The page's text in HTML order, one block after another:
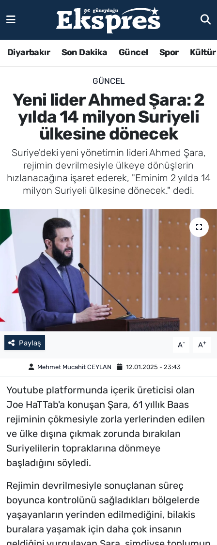
Diyarbakır Son Dakika Güncel Spor
GÜNCEL
Yeni lider Ahmed Şara: 2
yılda 14 milyon Suriyeli
ülkesine dönecek
Suriye'deki yeni yönetimin lideri Ahmed Şara,
rejimin devrilmesiyle ülkeye dönüşlerin
hızlanacağına işaret ederek, "Eminim 2 yılda 14
milyon Suriyeli ülkesine dönecek." dedi.
Paylaş A- A+
Mehmet Mucahit CEYLAN 12.01.2025 - 23:43
Youtube platformunda içerik üreticisi olan
Joe HaTTab'a konuşan Şara, 61 yıllık Baas
rejiminin çökmesiyle zorla yerlerinden edilen
ve ülke dışına çıkmak zorunda bırakılan
Suriyelilerin topraklarına dönmeye
başladığını söyledi.
Rejimin devrilmesiyle sonuçlanan süreç
boyunca kontrolünü sağladıkları bölgelerde
yaşayanların yerinden edilmediğini, bilakis
buralara yaşamak için daha çok insanın